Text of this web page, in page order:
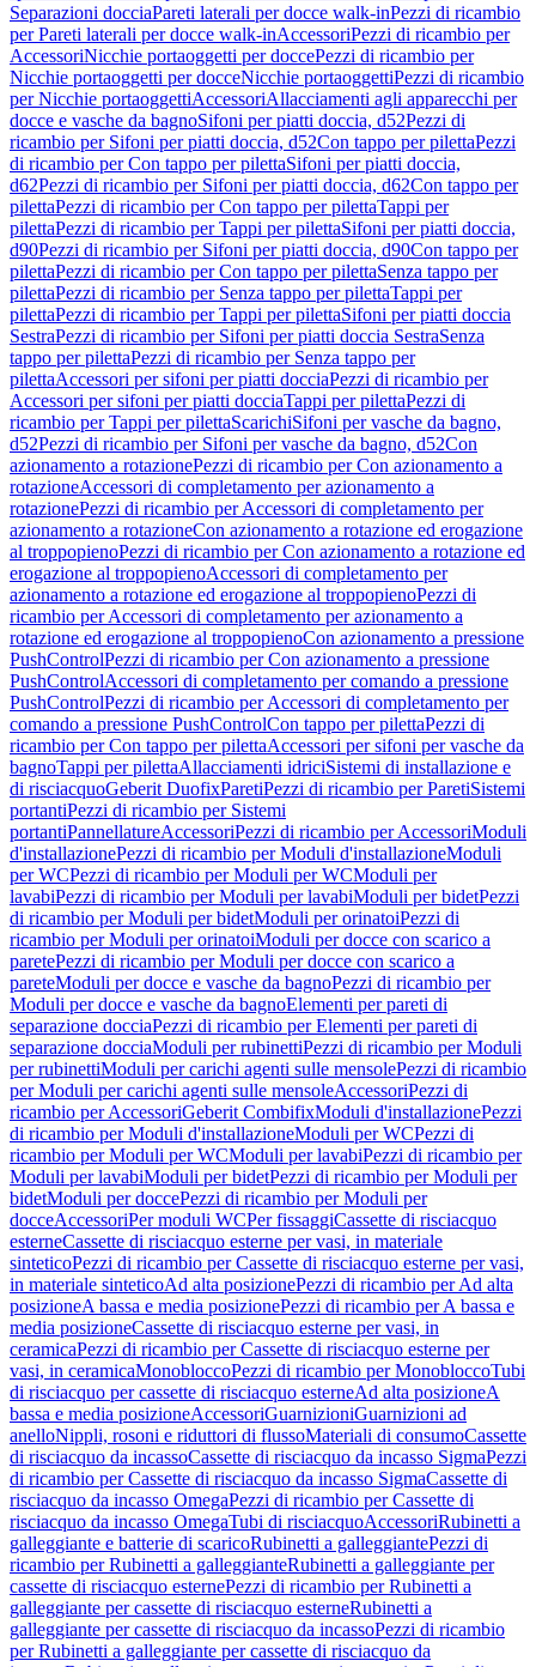
Separazioni docciaPareti laterali per docce walk-inPezzi di ricambio
per Pareti laterali per docce walk-inAccessoriPezzi di ricambio per
AccessoriNicchie portaoggetti per doccePezzi di ricambio per
Nicchie portaoggetti per docceNicchie portaoggettiPezzi di ricambio
per Nicchie portaoggettiAccessoriAllacciamenti agli apparecchi per
docce e vasche da bagnoSifoni per piatti doccia, d52Pezzi di
ricambio per Sifoni per piatti doccia, d52Con tappo per pilettaPezzi
di ricambio per Con tappo per pilettaSifoni per piatti doccia,
d62Pezzi di ricambio per Sifoni per piatti doccia, d62Con tappo per
pilettaPezzi di ricambio per Con tappo per pilettaTappi per
pilettaPezzi di ricambio per Tappi per pilettaSifoni per piatti doccia,
d90Pezzi di ricambio per Sifoni per piatti doccia, d90Con tappo per
pilettaPezzi di ricambio per Con tappo per pilettaSenza tappo per
pilettaPezzi di ricambio per Senza tappo per pilettaTappi per
pilettaPezzi di ricambio per Tappi per pilettaSifoni per piatti doccia
SestraPezzi di ricambio per Sifoni per piatti doccia SestraSenza
tappo per pilettaPezzi di ricambio per Senza tappo per
pilettaAccessori per sifoni per piatti docciaPezzi di ricambio per
Accessori per sifoni per piatti docciaTappi per pilettaPezzi di
ricambio per Tappi per pilettaScarichiSifoni per vasche da bagno,
d52Pezzi di ricambio per Sifoni per vasche da bagno, d52Con
azionamento a rotazionePezzi di ricambio per Con azionamento a
rotazioneAccessori di completamento per azionamento a
rotazionePezzi di ricambio per Accessori di completamento per
azionamento a rotazioneCon azionamento a rotazione ed erogazione
al troppopienoPezzi di ricambio per Con azionamento a rotazione ed
erogazione al troppopienoAccessori di completamento per
azionamento a rotazione ed erogazione al troppopienoPezzi di
ricambio per Accessori di completamento per azionamento a
rotazione ed erogazione al troppopienoCon azionamento a pressione
PushControlPezzi di ricambio per Con azionamento a pressione
PushControlAccessori di completamento per comando a pressione
PushControlPezzi di ricambio per Accessori di completamento per
comando a pressione PushControlCon tappo per pilettaPezzi di
ricambio per Con tappo per pilettaAccessori per sifoni per vasche da
bagnoTappi per pilettaAllacciamenti idriciSistemi di installazione e
di risciacquoGeberit DuofixParetiPezzi di ricambio per ParetiSistemi
portantiPezzi di ricambio per Sistemi
portantiPannellatureAccessoriPezzi di ricambio per AccessoriModuli
d'installazionePezzi di ricambio per Moduli d'installazioneModuli
per WCPezzi di ricambio per Moduli per WCModuli per
lavabiPezzi di ricambio per Moduli per lavabiModuli per bidetPezzi
di ricambio per Moduli per bidetModuli per orinatoiPezzi di
ricambio per Moduli per orinatoiModuli per docce con scarico a
paretePezzi di ricambio per Moduli per docce con scarico a
pareteModuli per docce e vasche da bagnoPezzi di ricambio per
Moduli per docce e vasche da bagnoElementi per pareti di
separazione docciaPezzi di ricambio per Elementi per pareti di
separazione docciaModuli per rubinettiPezzi di ricambio per Moduli
per rubinettiModuli per carichi agenti sulle mensolePezzi di ricambio
per Moduli per carichi agenti sulle mensoleAccessoriPezzi di
ricambio per AccessoriGeberit CombifixModuli d'installazionePezzi
di ricambio per Moduli d'installazioneModuli per WCPezzi di
ricambio per Moduli per WCModuli per lavabiPezzi di ricambio per
Moduli per lavabiModuli per bidetPezzi di ricambio per Moduli per
bidetModuli per doccePezzi di ricambio per Moduli per
docceAccessoriPer moduli WCPer fissaggiCassette di risciacquo
esterneCassette di risciacquo esterne per vasi, in materiale
sinteticoPezzi di ricambio per Cassette di risciacquo esterne per vasi,
in materiale sinteticoAd alta posizionePezzi di ricambio per Ad alta
posizioneA bassa e media posizionePezzi di ricambio per A bassa e
media posizioneCassette di risciacquo esterne per vasi, in
ceramicaPezzi di ricambio per Cassette di risciacquo esterne per
vasi, in ceramicaMonobloccoPezzi di ricambio per MonobloccoTubi
di risciacquo per cassette di risciacquo esterneAd alta posizioneA
bassa e media posizioneAccessoriGuarnizioniGuarnizioni ad
anelloNippli, rosoni e riduttori di flussoMateriali di consumoCassette
di risciacquo da incassoCassette di risciacquo da incasso SigmaPezzi
di ricambio per Cassette di risciacquo da incasso SigmaCassette di
risciacquo da incasso OmegaPezzi di ricambio per Cassette di
risciacquo da incasso OmegaTubi di risciacquoAccessoriRubinetti a
galleggiante e batterie di scaricoRubinetti a galleggiantePezzi di
ricambio per Rubinetti a galleggianteRubinetti a galleggiante per
cassette di risciacquo esternePezzi di ricambio per Rubinetti a
galleggiante per cassette di risciacquo esterneRubinetti a
galleggiante per cassette di risciacquo da incassoPezzi di ricambio
per Rubinetti a galleggiante per cassette di risciacquo da